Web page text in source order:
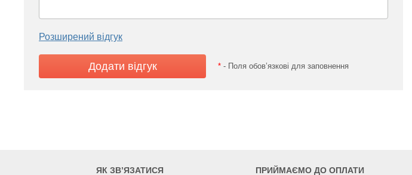
Розширений відгук
* - Поля обов’язкові для заповнення
ЯК ЗВ’ЯЗАТИСЯ ПРИЙМАЄМО ДО ОПЛАТИ